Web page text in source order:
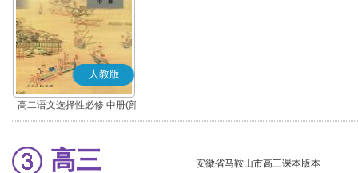
人教版
高二语文选择性必修 中册(部
编版)
高三 安徽省马鞍山市高三课本版本